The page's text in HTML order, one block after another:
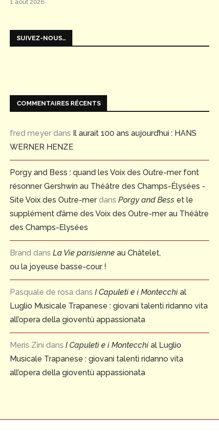
1 août 2026
SUIVEZ-NOUS…
COMMENTAIRES RÉCENTS
fred meyer dans Il aurait 100 ans aujourd’hui : HANS
WERNER HENZE
Porgy and Bess : quand les Voix des Outre-mer font
résonner Gershwin au Théâtre des Champs-Élysées -
Site Voix des Outre-merdans Porgy and Bess et le
supplément d’âme des Voix des Outre-mer au Théâtre
des Champs-Elysées
Brand dans La Vie parisienne au Châtelet,
ou la joyeuse basse-cour !
Pasquale de rosa dans I Capuleti e i Montecchi al
Luglio Musicale Trapanese : giovani talenti ridanno vita
all’opera della gioventù appassionata
Meris Zini dans I Capuleti e i Montecchi al Luglio
Musicale Trapanese : giovani talenti ridanno vita
all’opera della gioventù appassionata